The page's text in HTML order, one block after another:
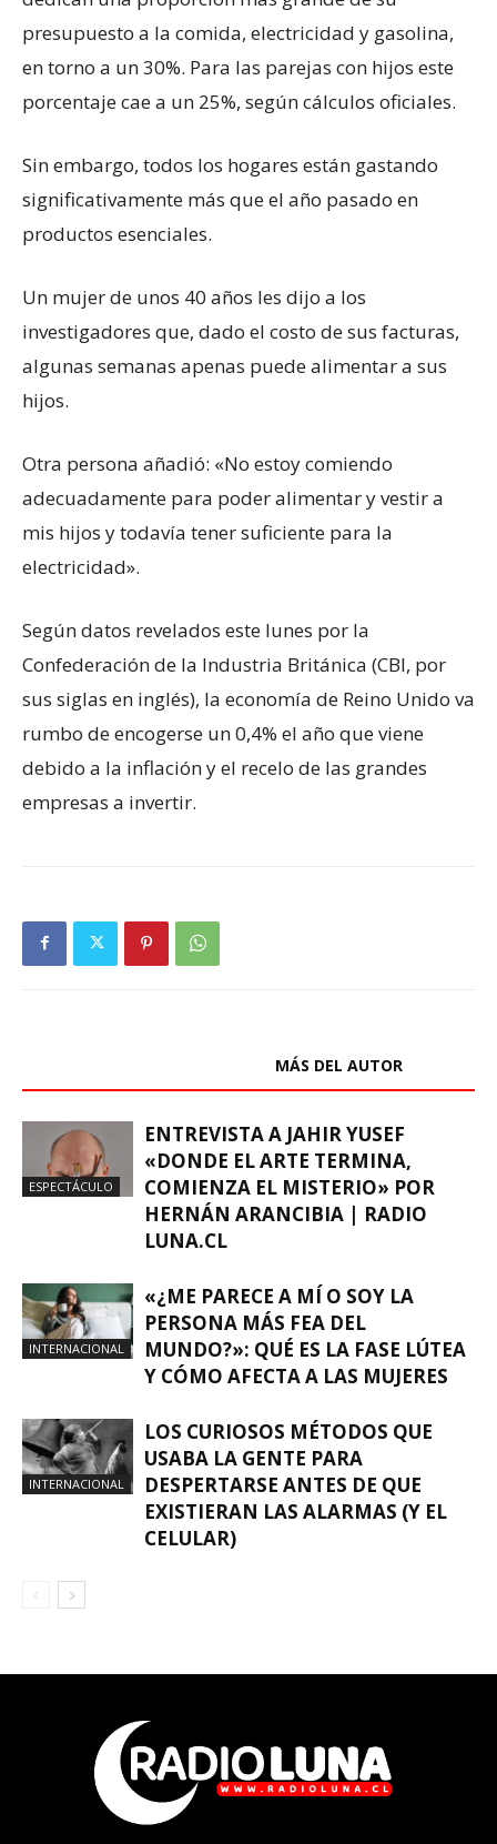
presupuesto a la comida, electricidad y gasolina,
en torno a un 30%. Para las parejas con hijos este
porcentaje cae a un 25%, según cálculos oficiales.
Sin embargo, todos los hogares están gastando
significativamente más que el año pasado en
productos esenciales.
Un mujer de unos 40 años les dijo a los
investigadores que, dado el costo de sus facturas,
algunas semanas apenas puede alimentar a sus
hijos.
Otra persona añadió: «No estoy comiendo
adecuadamente para poder alimentar y vestir a
mis hijos y todavía tener suficiente para la
electricidad».
Según datos revelados este lunes por la
Confederación de la Industria Británica (CBI, por
sus siglas en inglés), la economía de Reino Unido va
rumbo de encogerse un 0,4% el año que viene
debido a la inflación y el recelo de las grandes
empresas a invertir.
MÁS DEL AUTOR
ESPECTÁCULO
ENTREVISTA A JAHIR YUSEF
«DONDE EL ARTE TERMINA,
COMIENZA EL MISTERIO» POR
HERNÁN ARANCIBIA | RADIO
LUNA.CL
INTERNACIONAL
«¿ME PARECE A MÍ O SOY LA
PERSONA MÁS FEA DEL
MUNDO?»: QUÉ ES LA FASE LÚTEA
Y CÓMO AFECTA A LAS MUJERES
INTERNACIONAL
LOS CURIOSOS MÉTODOS QUE
USABA LA GENTE PARA
DESPERTARSE ANTES DE QUE
EXISTIERAN LAS ALARMAS (Y EL
CELULAR)